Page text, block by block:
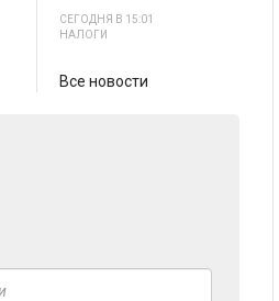
СЕГОДНЯ В 15:01
НАЛОГИ
Все новости